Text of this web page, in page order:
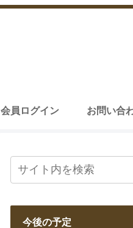
会員ログイン お問い合
今後の予定